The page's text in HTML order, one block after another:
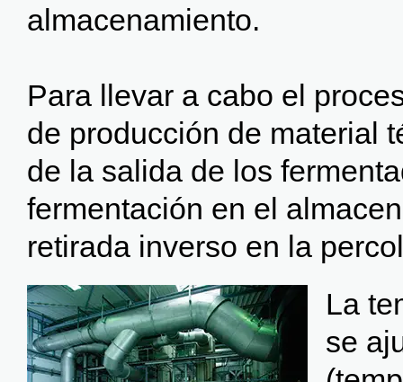
almacenamiento.
Para llevar a cabo el
de producción de material
de la salida de los
fermentación en el
retirada inverso en la
La
se